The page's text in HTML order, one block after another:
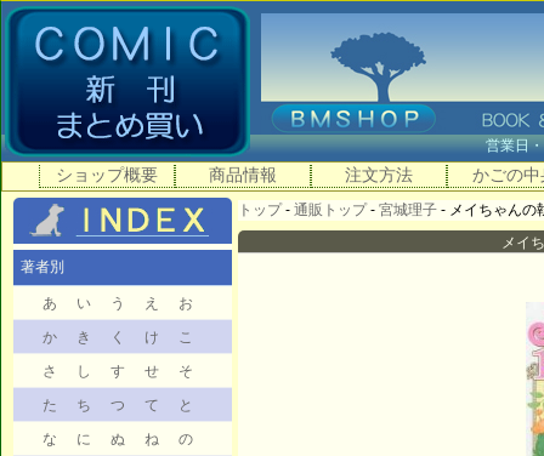
営業
ショップ概要 商品情報 注文方法 かごの中
著者別
あ い う え
お
か
き く け
こ
さ
し す せ
そ
た
ち つ て
と
な
に ぬ ね
の
トップ- 通販トップ- 宮城理子 - メイちゃんの
メイ